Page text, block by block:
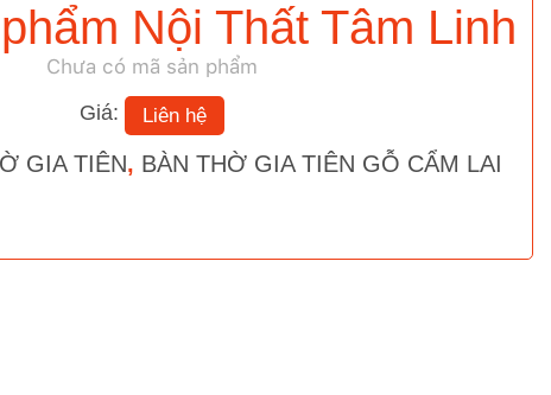
Nội Thất Tâm Linh
Chưa có mã sản phẩm
Giá:
Liên hệ
GIA TIÊN, BÀN THỜ GIA TIÊN GỖ CẨM LAI